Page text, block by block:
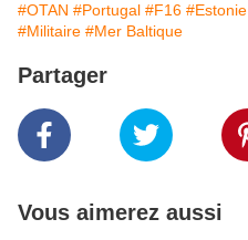
#OTAN #Portugal #F16 #Estonie
#Militaire #Mer Baltique
Partager
Vous aimerez aussi